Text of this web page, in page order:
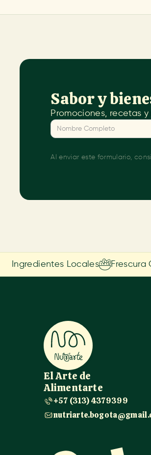
Sabor y
Promociones, recetas
Al enviar este formulario,
Ingredientes Locales Frescura
El Arte de
Alimentarte
+57 (313) 4379399